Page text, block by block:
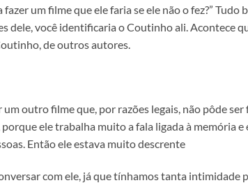
um filme que ele faria se ele não o fez?” Tudo
dele, você identificaria o Coutinho ali. Acontece
de outros autores.
outro filme que, por razões legais, não pôde ser
ele trabalha muito a fala ligada à memória
Então ele estava muito descrente
com ele, já que tínhamos tanta intimidade